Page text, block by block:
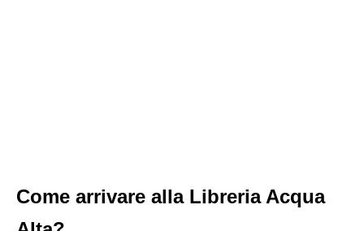
Come arrivare alla Libreria Acqua